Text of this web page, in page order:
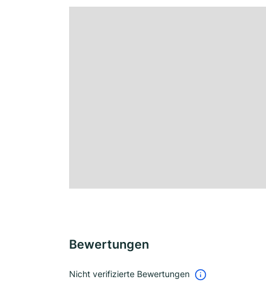
Bewertungen
Nicht verifizierte Bewertungen